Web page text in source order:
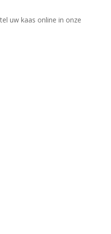
uw kaas online in onze